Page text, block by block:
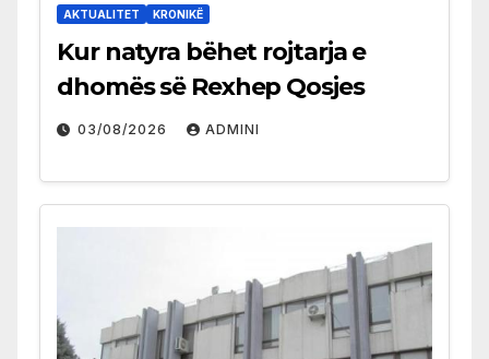
AKTUALITET KRONIKË
Kur natyra bëhet rojtarja e
dhomës së Rexhep Qosjes
03/08/2026 ADMINI